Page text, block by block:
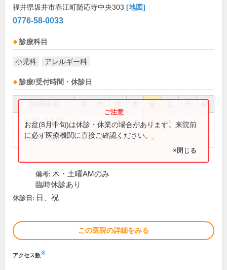
福井県坂井市春江町随応寺中央303 [地図]
0776-58-0033
診療科目
小児科 アレルギー科
診療/受付時間・休診日
祝
8:30～12:00 ● ● ● ● ●
15:00～18:00 ● ● ●
お盆(8月中旬)は休診・休業の場合があります。来院前
に必ず医療機関に直接ご確認ください。
×閉じる
備考: 木・土曜AMのみ
臨時休診あり
休診日: 日、祝
この医院の詳細をみる
アクセス数※